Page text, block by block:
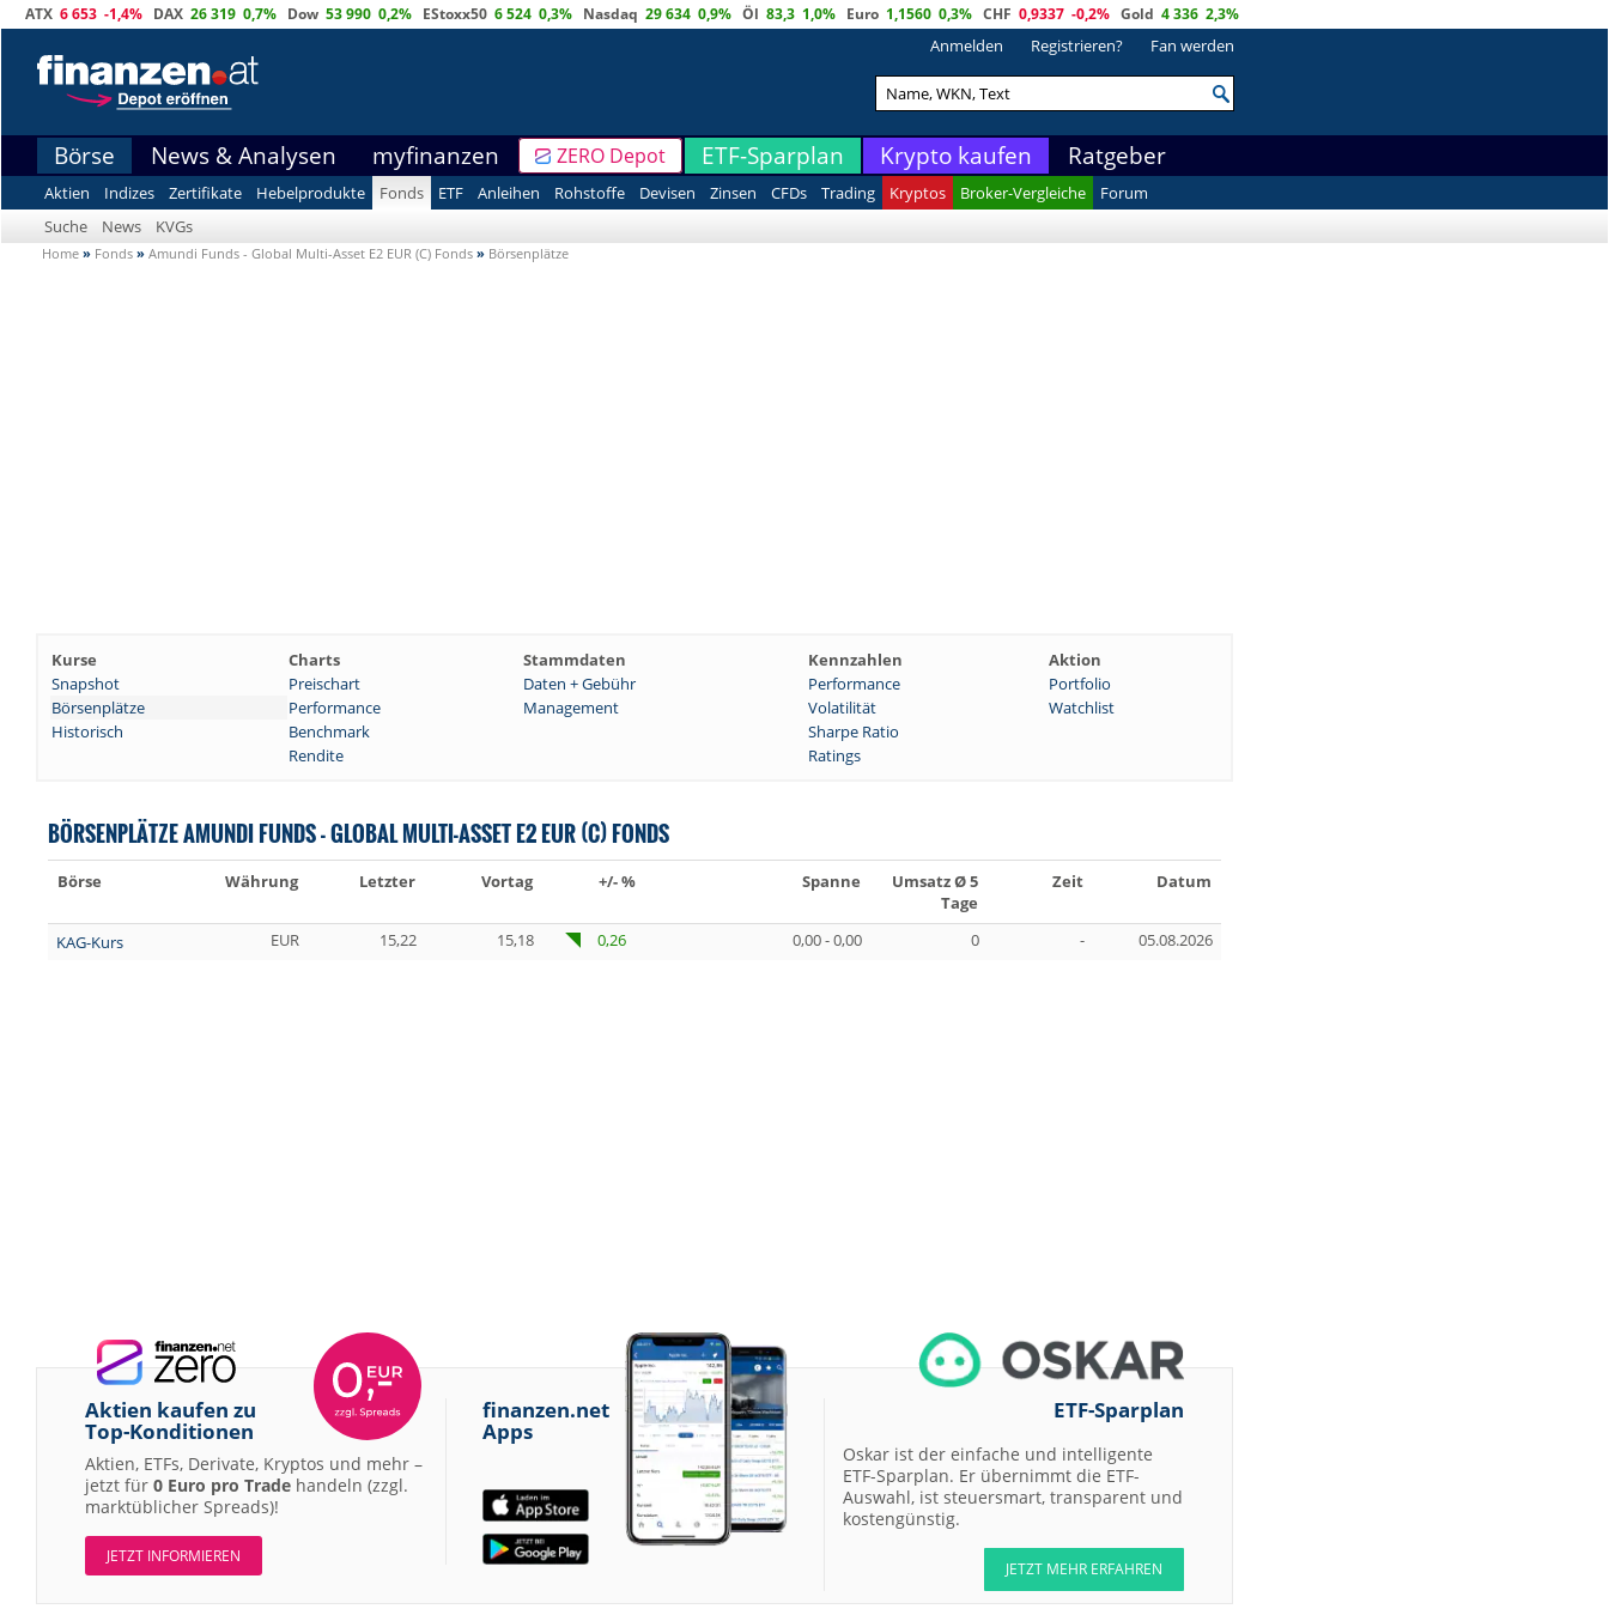
ATX 6 653 -1,4% DAX 26 319 0,7% Dow 53 990 0,2% EStoxx50 6 524 0,3% Nasdaq 29 634 0,9% Öl 83,3 1,0% Euro 1,1560 0,3% CHF 0,9337 -0,2% Gold 4 336 2,3%
Anmelden Registrieren? Fan werden
Börse News & Analysen myfinanzen ZERO Depot ETF-Sparplan Krypto kaufen Ratgeber
Aktien Indizes Zertifikate Hebelprodukte Fonds ETF Anleihen Rohstoffe Devisen Zinsen CFDs Trading Kryptos Broker-Vergleiche
Forum
Suche
News KVGs
Home » Fonds » Amundi Funds - Global Multi-Asset E2 EUR (C) Fonds » Börsenplätze
Kurse Charts Stammdaten Kennzahlen
Aktion
Snapshot
Preischart Daten + Gebühr Performance
Portfolio
Börsenplätze
Performance Management Volatilität
Watchlist
Historisch
Benchmark
Sharpe Ratio
Rendite
Ratings
BÖRSENPLÄTZE AMUNDI FUNDS - GLOBAL MULTI-ASSET E2 EUR (C) FONDS
Börse Währung Letzter Vortag +/- % Spanne
Umsatz Ø 5
Tage
Zeit Datum
KAG-Kurs EUR 15,22 15,18 0,26 0,00 - 0,00 0 - 05.08.2026
Aktien kaufen zu
Top-Konditionen
Aktien, ETFs, Derivate, Kryptos und mehr –
jetzt für 0 Euro pro Trade handeln (zzgl.
marktüblicher Spreads)!
JETZT INFORMIEREN
finanzen.net
Apps
ETF-Sparplan
Oskar ist der einfache und intelligente
ETF-Sparplan. Er übernimmt die ETF-
Auswahl, ist steuersmart, transparent und
kostengünstig.
JETZT MEHR ERFAHREN